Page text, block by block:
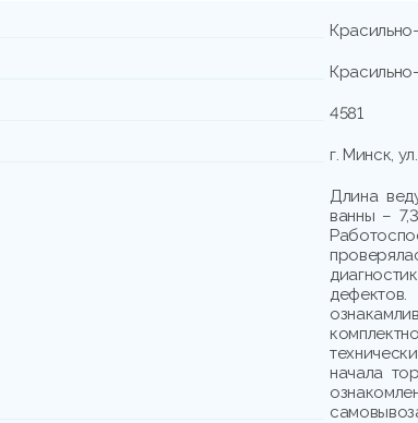
4581
г. Минск,
Длина
ванны –
начала